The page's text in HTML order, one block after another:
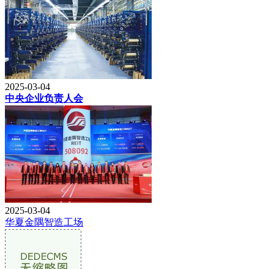
2025-03-04
中央企业负责人会
2025-03-04
华夏金隅智造工场